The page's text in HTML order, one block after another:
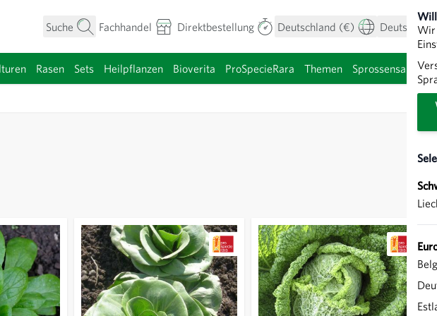
Suche
Fachhandel Direktbestellung Deutschland (€) Deutsch
Rasen Sets Heilpflanzen Bioverita ProSpecieRara Themen Sprossensamen
Wir